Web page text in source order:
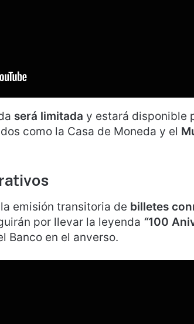
será limitada y estará disponible
como la Casa de Moneda y el
emisión transitoria de billetes
por llevar la leyenda “100
Banco en el anverso.